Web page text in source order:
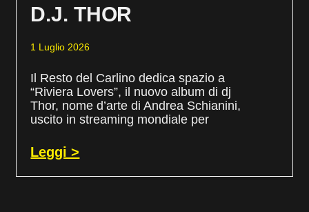
D.J. THOR
1 Luglio 2026
Il Resto del Carlino dedica spazio a
“Riviera Lovers”, il nuovo album di dj
Thor, nome d’arte di Andrea Schianini,
uscito in streaming mondiale per
Leggi >